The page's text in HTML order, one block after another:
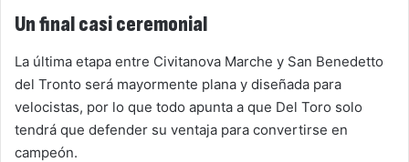
Un final casi ceremonial
La última etapa entre Civitanova Marche y San Benedetto
del Tronto será mayormente plana y diseñada para
velocistas, por lo que todo apunta a que Del Toro solo
tendrá que defender su ventaja para convertirse en
campeón.